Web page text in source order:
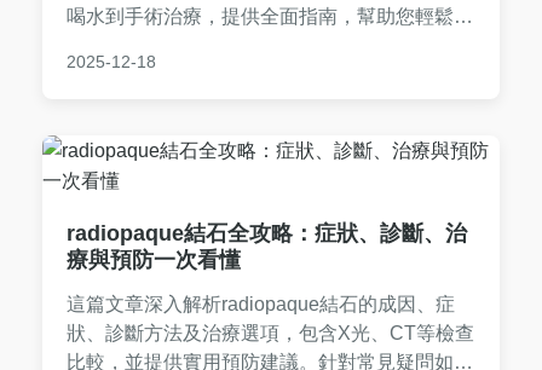
喝水到手術治療，提供全面指南，幫助您輕鬆應
2025-12-18
radiopaque結石全攻略：症狀、診斷、治
療與預防一次看懂
這篇文章深入解析radiopaque結石的成因、症
狀、診斷方法及治療選項，包含X光、CT等檢查
比較，並提供實用預防建議。針對常見疑問如